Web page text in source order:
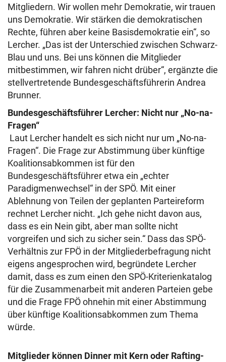
Mitgliedern. Wir wollen mehr Demokratie, wir trauen
uns Demokratie. Wir stärken die demokratischen
Rechte, führen aber keine Basisdemokratie ein“, so
Lercher. „Das ist der Unterschied zwischen Schwarz-
Blau und uns. Bei uns können die Mitglieder
mitbestimmen, wir fahren nicht drüber“, ergänzte die
stellvertretende Bundesgeschäftsführerin Andrea
Brunner.
Bundesgeschäftsführer Lercher: Nicht nur „No-na-
Fragen“
Laut Lercher handelt es sich nicht nur um „No-na-
Fragen“. Die Frage zur Abstimmung über künftige
Koalitionsabkommen ist für den
Bundesgeschäftsführer etwa ein „echter
Paradigmenwechsel“ in der SPÖ. Mit einer
Ablehnung von Teilen der geplanten Parteireform
rechnet Lercher nicht. „Ich gehe nicht davon aus,
dass es ein Nein gibt, aber man sollte nicht
vorgreifen und sich zu sicher sein.“ Dass das SPÖ-
Verhältnis zur FPÖ in der Mitgliederbefragung nicht
eigens angesprochen wird, begründete Lercher
damit, dass es zum einen den SPÖ-Kriterienkatalog
für die Zusammenarbeit mit anderen Parteien gebe
und die Frage FPÖ ohnehin mit einer Abstimmung
über künftige Koalitionsabkommen zum Thema
würde.
Mitglieder können Dinner mit Kern oder Rafting-